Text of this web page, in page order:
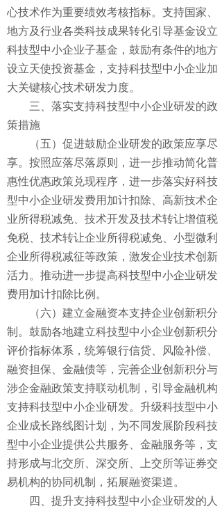
心技术作为重要绩效考核指标。支持国家、
地方及行业各类科技成果转化引导基金设立
科技型中小企业子基金，鼓励有条件的地方
设立天使投资基金，支持科技型中小企业加
大关键核心技术研发力度。
三、落实支持科技型中小企业研发的政
策措施
（五）促进鼓励企业研发的政策应享尽
享。按照应落尽落原则，进一步推动简化普
惠性优惠政策兑现程序，进一步落实好科技
型中小企业研发费用加计扣除、高新技术企
业所得税减免、技术开发及技术转让增值税
免税、技术转让企业所得税减免、小型微利
企业所得税减征等政策，激发企业技术创新
活力。推动进一步提高科技型中小企业研发
费用加计扣除比例。
（六）建立金融资本支持企业创新积分
制。鼓励各地建立科技型中小企业创新积分
评价指标体系，统筹银行信贷、风险补偿、
融资担保、金融债等，完善企业创新积分与
涉企金融政策支持联动机制，引导金融机构
支持科技型中小企业研发。升级科技型中小
企业成长路线图计划，为不同发展阶段科技
型中小企业提供公共服务、金融服务等，支
持形成与北交所、深交所、上交所等证券交
易机构的协同机制，拓展融资渠道。
四、提升支持科技型中小企业研发的人